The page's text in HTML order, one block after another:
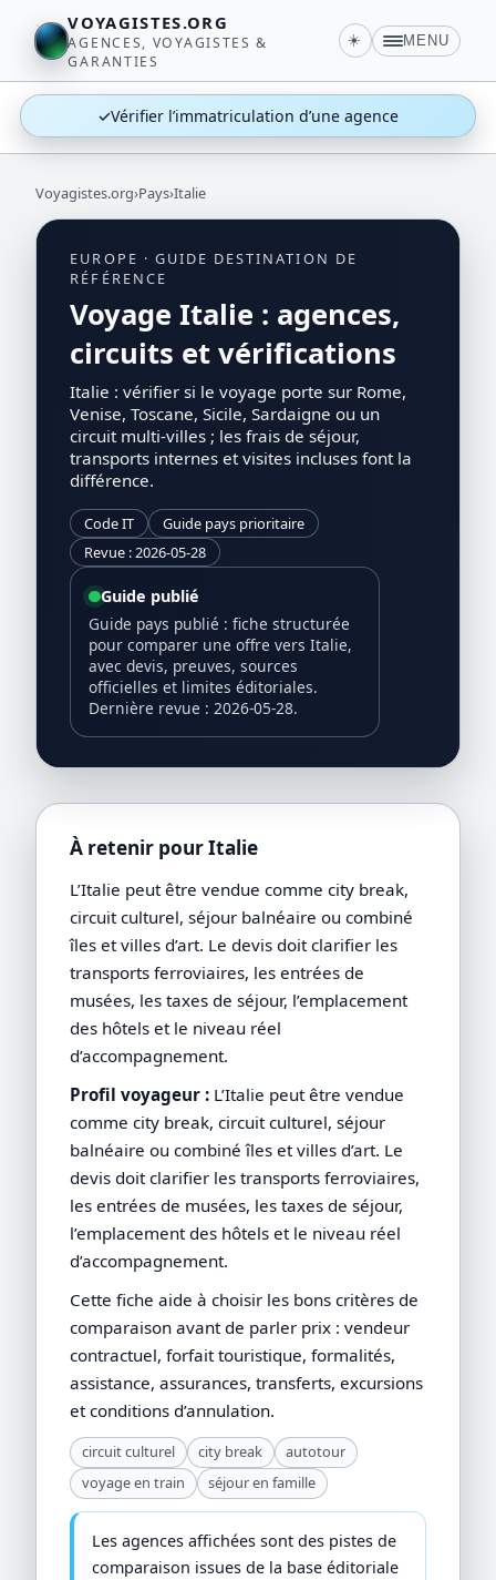
VOYAGISTES.ORG
AGENCES, VOYAGISTES &
GARANTIES
☀️ MENU
✓Vérifier l’immatriculation d’une agence
Voyagistes.org›Pays›Italie
EUROPE · GUIDE DESTINATION DE
RÉFÉRENCE
Voyage Italie : agences,
circuits et vérifications
Italie : vérifier si le voyage porte sur Rome,
Venise, Toscane, Sicile, Sardaigne ou un
circuit multi-villes ; les frais de séjour,
transports internes et visites incluses font la
différence.
Code IT
Guide pays prioritaire
Revue : 2026-05-28
Guide publié
Guide pays publié : fiche structurée
pour comparer une offre vers Italie,
avec devis, preuves, sources
officielles et limites éditoriales.
Dernière revue : 2026-05-28.
À retenir pour Italie
L’Italie peut être vendue comme city break,
circuit culturel, séjour balnéaire ou combiné
îles et villes d’art. Le devis doit clarifier les
transports ferroviaires, les entrées de
musées, les taxes de séjour, l’emplacement
des hôtels et le niveau réel
d’accompagnement.
Profil voyageur : L’Italie peut être vendue
comme city break, circuit culturel, séjour
balnéaire ou combiné îles et villes d’art. Le
devis doit clarifier les transports ferroviaires,
les entrées de musées, les taxes de séjour,
l’emplacement des hôtels et le niveau réel
d’accompagnement.
Cette fiche aide à choisir les bons critères de
comparaison avant de parler prix : vendeur
contractuel, forfait touristique, formalités,
assistance, assurances, transferts, excursions
et conditions d’annulation.
circuit culturel city break
autotour
voyage en train
séjour en famille
Les agences affichées sont des pistes de
comparaison issues de la base éditoriale